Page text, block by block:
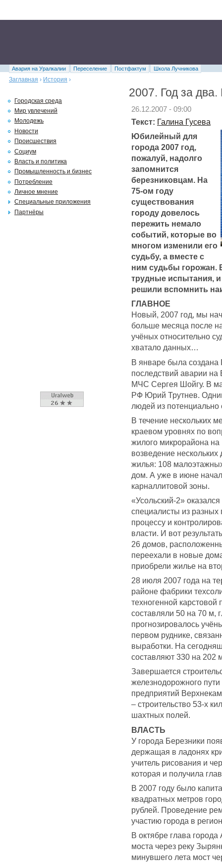
Авария на Уралкалии Переселение Постфактум
Школа Лучникова
Заглавная › История ›
2007. Год за
26.12.2007 - 09:00
Текст: Галина Гусева
Юбилейный для
города 2007 год,
пожалуй, надолго
запомнится
березниковцам. На
75-ом году
существования
городу довелось
пережить немало
событий, которые во
многом изменили его
судьбу, а вместе с
ним судьбы горожан.
трудные испытания,
решили вспомнить
ГЛАВНОЕ
Новый, 2007 год, мы
больше месяца после
учёных относительно
хватало данных…
В январе была создана
последствий аварии
МЧС Сергея Шойгу. В
РФ Юрий Трутнев.
людей из
В течение нескольких
краевом уровнях по
жилого микрорайона
возведение
жилья: 108
дом. А уже в июне
карналлитовой зоны.
«Усольский-2»
специалисты из
процессу и
власти. И вот
26 домов,
переехали в новые
приобрели жилье на
28 июля 2007 года на
районе фабрики
техногенной
составляли 50 на 70 м,
прогнозировалось
первом руднике,
выработки. На
составляют 330 на 202
Завершается
железнодорожного
предприятий
– строительство 53-х
шахтных полей.
ВЛАСТЬ
У города Березники
держащая в ладонях
учитель рисования и
которая и получила
В 2007 году было
квадратных метров
рублей. Проведение
участию города в
В октябре глава
моста через реку
минувшего лета мост
Городская среда
Мир увлечений
Молодежь
Новости
Происшествия
Социум
Власть и политика
Промышленность и бизнес
Потребление
Личное мнение
Специальные приложения
Партнёры